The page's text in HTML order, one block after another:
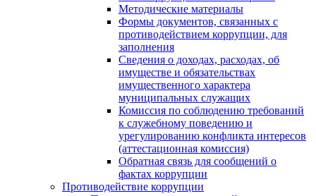
Методические материалы
Формы документов, связанных с
противодействием коррупции, для
заполнения
Сведения о доходах, расходах, об
имуществе и обязательствах
имущественного характера
муниципальных служащих
Комиссия по соблюдению требований
к служебному поведению и
урегулированию конфликта интересов
(аттестационная комиссия)
Обратная связь для сообщений о
фактах коррупции
Противодействие коррупции